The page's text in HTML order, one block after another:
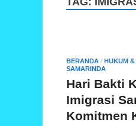
BERANDA / HUKUM
SAMARINDA
Hari Bakti
Imigrasi
Komitmen